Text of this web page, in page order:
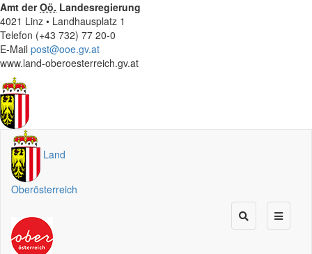
Amt derOö. Landesregierung
4021 Linz • Landhausplatz 1
Telefon (+43 732) 77 20-0
E-Mail post@ooe.gv.at
www.land-oberoesterreich.gv.at
Land
Oberösterreich